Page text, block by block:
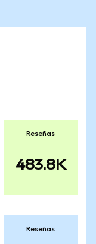
Reseñas
483.8K
Reseñas